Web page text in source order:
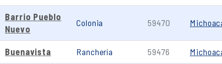
Barrio Pueblo
Nuevo
Colonia 59470
Buenavista Ranchería 59476